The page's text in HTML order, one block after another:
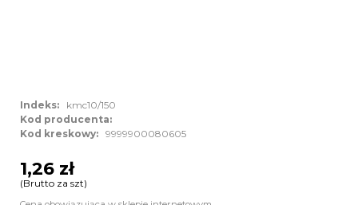
Indeks:
kmc10/150
Kod producenta:
Kod kreskowy: 9999900080605
1,26 zł
(Brutto za szt)